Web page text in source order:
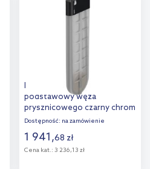
porównania
Hansgrohe sBox E zestaw
podstawowy węża
prysznicowego czarny chrom
szczotkowany 28010340
Dostępność: na zamówienie
1 941,68 zł
Cena kat.: 3 236,13 zł